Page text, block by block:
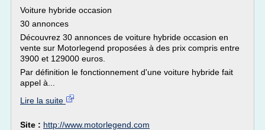
Voiture hybride occasion
30 annonces
Découvrez 30 annonces de voiture hybride occasion en
vente sur Motorlegend proposées à des prix compris entre
3900 et 129000 euros.
Par définition le fonctionnement d'une voiture hybride fait
appel à...
Lire la suite
Site : http://www.motorlegend.com